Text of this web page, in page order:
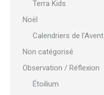
Terra Kids
Noël
Calendriers de l'Avent
Non catégorisé
Observation / Réflexion
Étoilium